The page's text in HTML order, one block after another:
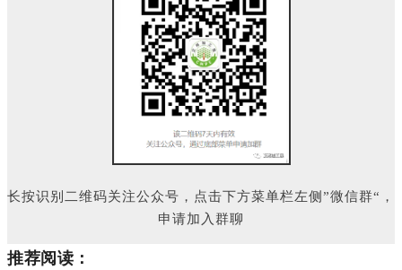
长按识别二维码关注公众号，点击下方菜单栏左侧”微信群“，
申请加入群聊
推荐阅读：